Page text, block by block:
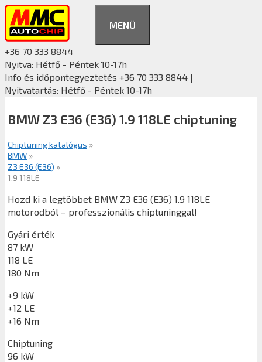
Kilépés
tartalomba
MENÜ
+36 70 333 8844
Nyitva: Hétfő - Péntek 10-17h
Info és időpontegyeztetés +36 70 333 8844 |
Nyitvatartás: Hétfő - Péntek 10-17h
BMW Z3 E36 (E36) 1.9 118LE chiptuning
Chiptuning katalógus »
BMW »
Z3 E36 (E36) »
1.9 118LE
Hozd ki a legtöbbet BMW Z3 E36 (E36) 1.9 118LE
motorodból – professzionális chiptuninggal!
Gyári érték
87 kW
118 LE
180 Nm
+9 kW
+12 LE
+16 Nm
Chiptuning
96 kW